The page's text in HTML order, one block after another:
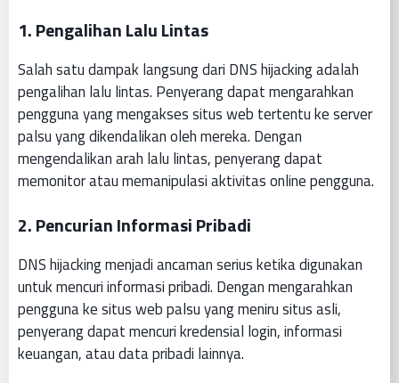
1.Pengalihan Lalu Lintas
Salah satu dampak langsung dari DNS hijacking adalah
pengalihan lalu lintas. Penyerang dapat mengarahkan
pengguna yang mengakses situs web tertentu ke server
palsu yang dikendalikan oleh mereka. Dengan
mengendalikan arah lalu lintas, penyerang dapat
memonitor atau memanipulasi aktivitas online pengguna.
2.Pencurian Informasi Pribadi
DNS hijacking menjadi ancaman serius ketika digunakan
untuk mencuri informasi pribadi. Dengan mengarahkan
pengguna ke situs web palsu yang meniru situs asli,
penyerang dapat mencuri kredensial login, informasi
keuangan, atau data pribadi lainnya.